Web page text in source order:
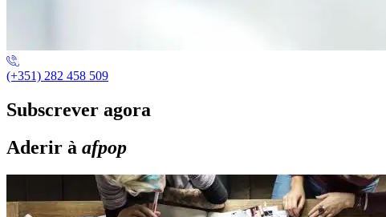
(+351) 282 458 509
Subscrever agora
Aderir à afpop